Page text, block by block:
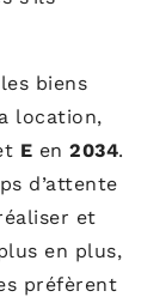
biens
location,
E en 2034.
d’attente
et
en plus,
préfèrent